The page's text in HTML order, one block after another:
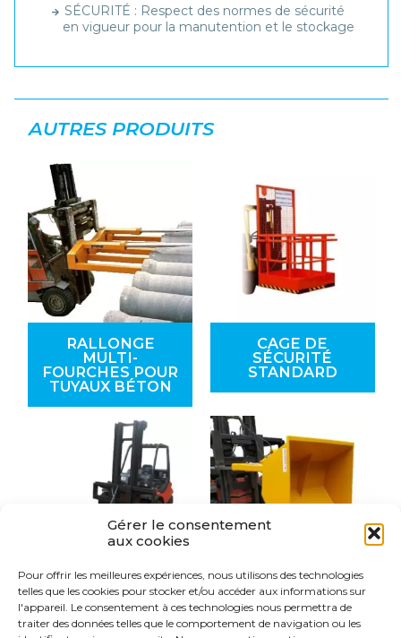
Gérer le consentement
aux cookies
Pour offrir les meilleures expériences, nous utilisons des technologies
telles que les cookies pour stocker et/ou accéder aux informations sur
l'appareil. Le consentement à ces technologies nous permettra de
traiter des données telles que le comportement de navigation ou les
SÉCURITÉ : Respect des normes de sécurité
en vigueur pour la manutention et le stockage
AUTRES PRODUITS
RALLONGE
MULTI-
FOURCHES POUR
TUYAUX BÉTON
CAGE DE
SÉCURITÉ
STANDARD
CHASSE-NEIGE
POUR CHARIOT
ÉLÉVATEUR
GODET À VRAC
HYDRAULIQUE